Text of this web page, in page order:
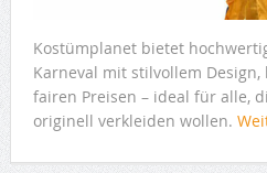
Kostümplanet bietet
Karneval mit stilvollem
fairen Preisen – ideal für alle,
originell verkleiden wollen.